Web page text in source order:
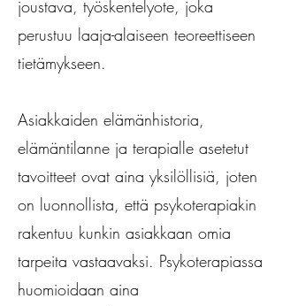
joustava, työskentelyote, joka
perustuu laaja-alaiseen teoreettiseen
tietämykseen.
Asiakkaiden elämänhistoria,
elämäntilanne ja terapialle asetetut
tavoitteet ovat aina yksilöllisiä, joten
on luonnollista, että psykoterapiakin
rakentuu kunkin asiakkaan omia
tarpeita vastaavaksi. Psykoterapiassa
huomioidaan aina